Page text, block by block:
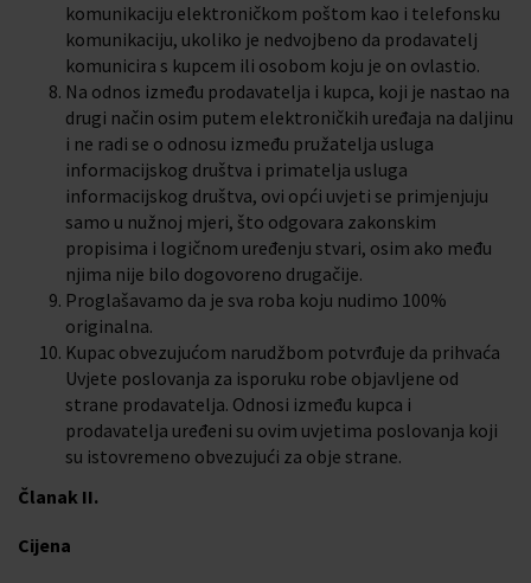
komunikaciju elektroničkom poštom kao i telefonsku
komunikaciju, ukoliko je nedvojbeno da prodavatelj
komunicira s kupcem ili osobom koju je on ovlastio.
Na odnos između prodavatelja i kupca, koji je nastao na
drugi način osim putem elektroničkih uređaja na daljinu
i ne radi se o odnosu između pružatelja usluga
informacijskog društva i primatelja usluga
informacijskog društva, ovi opći uvjeti se primjenjuju
samo u nužnoj mjeri, što odgovara zakonskim
propisima i logičnom uređenju stvari, osim ako među
njima nije bilo dogovoreno drugačije.
Proglašavamo da je sva roba koju nudimo 100%
originalna.
Kupac obvezujućom narudžbom potvrđuje da prihvaća
Uvjete poslovanja za isporuku robe objavljene od
strane prodavatelja. Odnosi između kupca i
prodavatelja uređeni su ovim uvjetima poslovanja koji
su istovremeno obvezujući za obje strane.
Članak II.
Cijena